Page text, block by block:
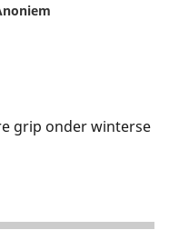
grip onder winterse